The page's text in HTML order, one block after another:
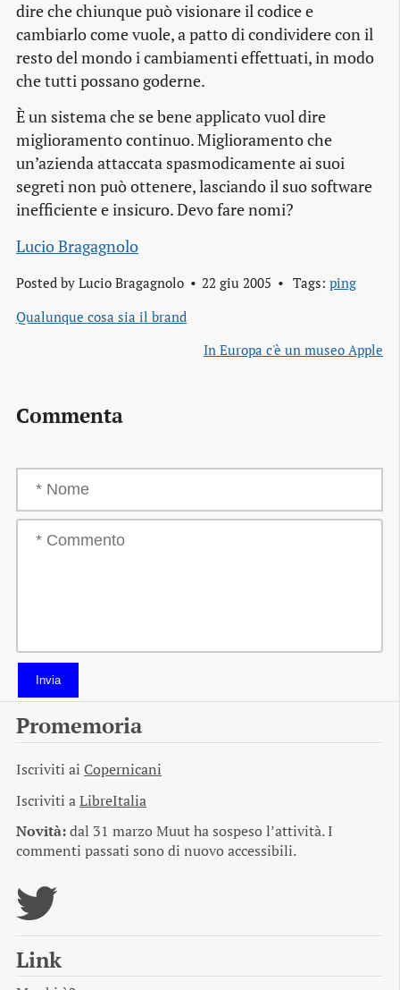
dire che chiunque può visionare il codice e
cambiarlo come vuole, a patto di condividere con il
resto del mondo i cambiamenti effettuati, in modo
che tutti possano goderne.
È un sistema che se bene applicato vuol dire
miglioramento continuo. Miglioramento che
un’azienda attaccata spasmodicamente ai suoi
segreti non può ottenere, lasciando il suo software
inefficiente e insicuro. Devo fare nomi?
Lucio Bragagnolo
Posted by Lucio Bragagnolo 22 giu 2005 Tags: ping
Qualunque cosa sia il brand
In Europa c'è un museo Apple
Commenta
Invia
Promemoria
Iscriviti ai Copernicani
Iscriviti aLibreItalia
Novità:dal 31 marzo Muut ha sospeso l’attività. I
commenti passati sono di nuovo accessibili.
Link